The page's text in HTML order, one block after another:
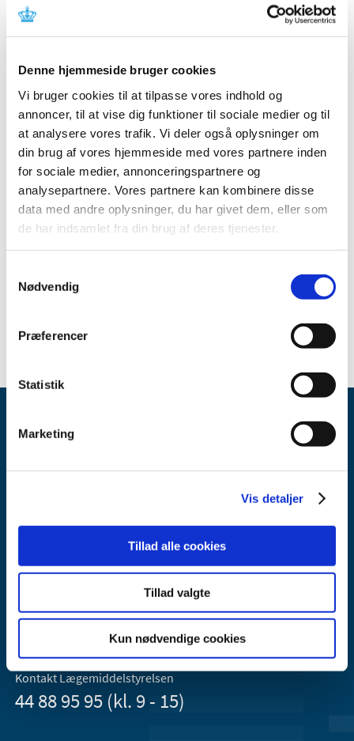
Denne hjemmeside bruger cookies
Vi bruger cookies til at tilpasse vores indhold og
annoncer, til at vise dig funktioner til sociale medier og til
at analysere vores trafik. Vi deler også oplysninger om
din brug af vores hjemmeside med vores partnere inden
for sociale medier, annonceringspartnere og
analysepartnere. Vores partnere kan kombinere disse
data med andre oplysninger, du har givet dem, eller som
de har indsamlet fra din brug af deres tjenester.
Nødvendig
Præferencer
Statistik
Marketing
Vis detaljer
Tillad alle cookies
Tillad valgte
Kun nødvendige cookies
Der er foretaget opdateringer i listen over markedsførte
lægemidler i forsyningssvigt, hvor Lægemiddelstyrelsen
ønsker det danske marked forsynet med tilsvarende
udenlandske lægemidler til udlevering på baggrund af
tilladelse efter lægemiddellovens § 29, stk. 2.
Følgende er opdateret:
Natriumpicosulfat orale dråber, 7,5 mg/ml;
forventet tidsperiode med forsyningsbehov er
Til medicinalvirksomheder:
Udenlandske alternativer ved forsyningssvigt
Email:dkma@dkma.dk
Lægemiddelstyrelsen er en del af
Sundheds- og Kirkeministeriet.
Kontakt Lægemiddelstyrelsen
44 88 95 95 (kl. 9 - 15)